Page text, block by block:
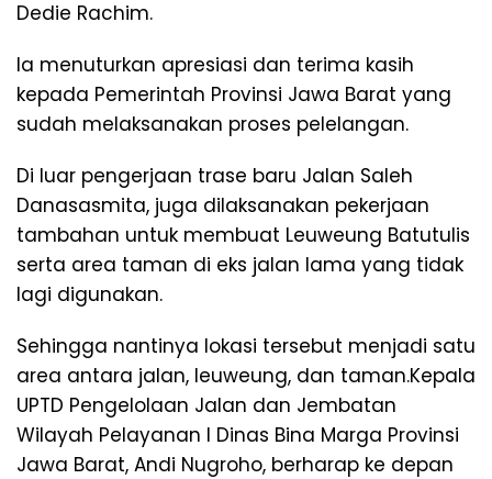
Dedie Rachim.
Ia menuturkan apresiasi dan terima kasih
kepada Pemerintah Provinsi Jawa Barat yang
sudah melaksanakan proses pelelangan.
Di luar pengerjaan trase baru Jalan Saleh
Danasasmita, juga dilaksanakan pekerjaan
tambahan untuk membuat Leuweung Batutulis
serta area taman di eks jalan lama yang tidak
lagi digunakan.
Sehingga nantinya lokasi tersebut menjadi satu
area antara jalan, leuweung, dan taman.Kepala
UPTD Pengelolaan Jalan dan Jembatan
Wilayah Pelayanan I Dinas Bina Marga Provinsi
Jawa Barat, Andi Nugroho, berharap ke depan